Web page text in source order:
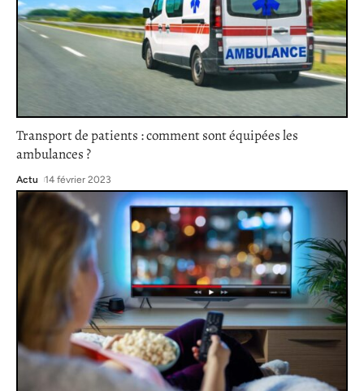
Transport de patients : comment sont équipées les
ambulances ?
Actu 14 février 2023